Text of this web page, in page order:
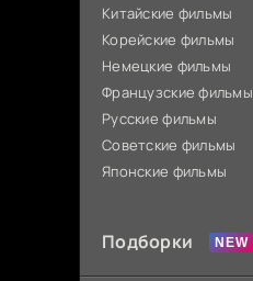
Китайские фильмы
Корейские фильмы
Немецкие фильмы
Французские фильмы
Русские фильмы
Советские фильмы
Японские фильмы
Подборки